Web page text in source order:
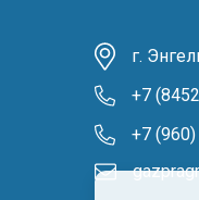
г.
+7
+7